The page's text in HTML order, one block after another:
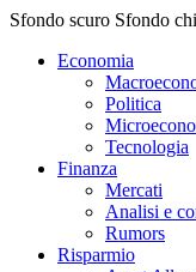
Sfondo scuro Sfondo
Economia
Politica
Tecnologia
Finanza
Mercati
Analisi e
Rumors
Risparmio